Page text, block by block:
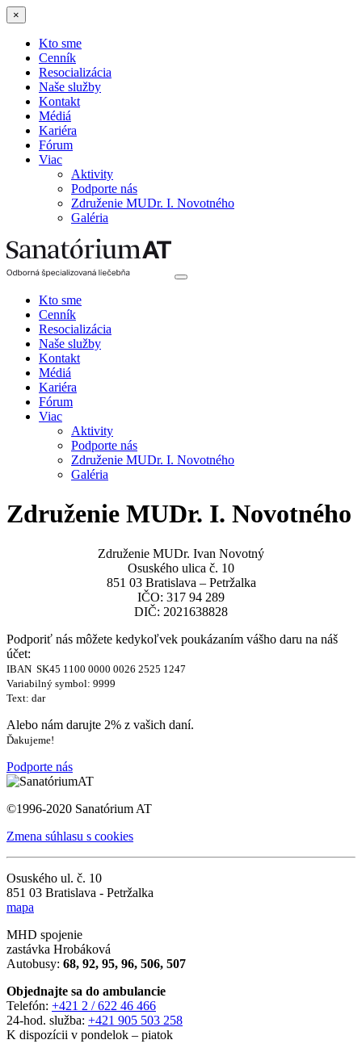
×
Kto sme
Cenník
Resocializácia
Naše služby
Kontakt
Médiá
Kariéra
Fórum
Viac
Aktivity
Podporte nás
Združenie MUDr. I. Novotného
Galéria
Kto sme
Cenník
Resocializácia
Naše služby
Kontakt
Médiá
Kariéra
Fórum
Viac
Aktivity
Podporte nás
Združenie MUDr. I. Novotného
Galéria
Združenie MUDr. I. Novotného
Združenie MUDr. Ivan Novotný
Osuského ulica č. 10
851 03 Bratislava – Petržalka
IČO: 317 94 289
DIČ: 2021638828
Podporiť nás môžete kedykoľvek poukázaním vášho daru na náš
účet:
IBAN SK45 1100 0000 0026 2525 1247
Variabilný symbol: 9999
Text: dar
Alebo nám darujte 2% z vašich daní.
Ďakujeme!
Podporte nás
©1996-2020 Sanatórium AT
Zmena súhlasu s cookies
Osuského ul. č. 10
851 03 Bratislava - Petržalka
mapa
MHD spojenie
zastávka Hrobáková
Autobusy: 68, 92, 95, 96, 506, 507
Objednajte sa do ambulancie
Telefón: +421 2 / 622 46 466
24-hod. služba: +421 905 503 258
K dispozícii v pondelok – piatok